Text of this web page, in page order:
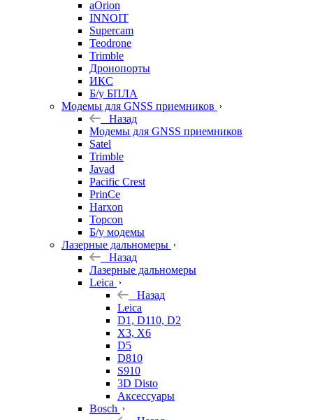
aOrion
INNOIT
Supercam
Teodrone
Trimble
Дронопорты
ИКС
Б/у БПЛА
Модемы для GNSS приемников
Назад
Модемы для GNSS приемников
Satel
Trimble
Javad
Pacific Crest
PrinCe
Harxon
Topcon
Б/у модемы
Лазерные дальномеры
Назад
Лазерные дальномеры
Leica
Назад
Leica
D1, D110, D2
X3, X6
D5
D810
S910
3D Disto
Аксессуары
Bosch